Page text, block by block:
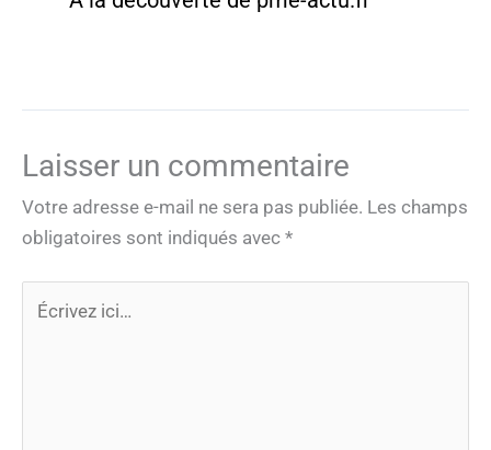
Laisser un commentaire
Votre adresse e-mail ne sera pas publiée. Les champs
obligatoires sont indiqués avec *